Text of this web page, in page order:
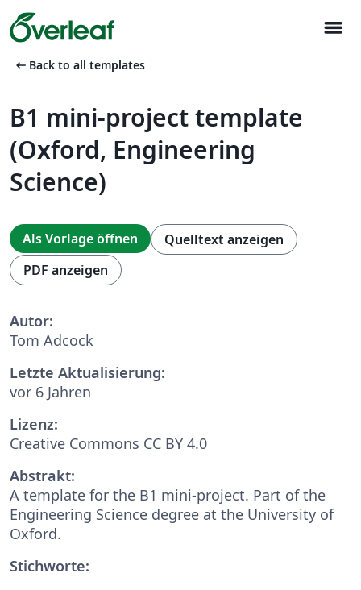
menu
arrow_left_alt Back to all templates
B1 mini-project template
(Oxford, Engineering
Science)
Als Vorlage öffnen
Quelltext anzeigen
PDF anzeigen
Autor:
Tom Adcock
Letzte Aktualisierung:
vor 6 Jahren
Lizenz:
Creative Commons CC BY 4.0
Abstrakt:
A template for the B1 mini-project. Part of the
Engineering Science degree at the University of
Oxford.
Stichworte: